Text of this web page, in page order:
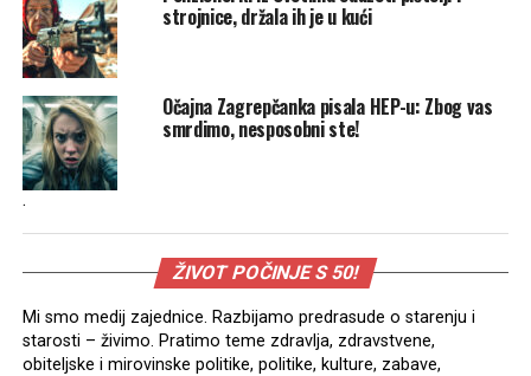
strojnice, držala ih je u kući
Očajna Zagrepčanka pisala HEP-u: Zbog vas
smrdimo, nesposobni ste!
.
ŽIVOT POČINJE S 50!
Mi smo medij zajednice. Razbijamo predrasude o starenju i
starosti – živimo. Pratimo teme zdravlja, zdravstvene,
obiteljske i mirovinske politike, politike, kulture, zabave,